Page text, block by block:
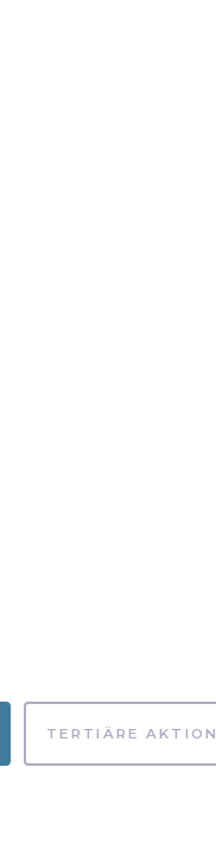
TERTIÄRE AKTION